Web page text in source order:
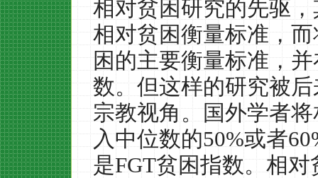
相对贫困研究的先驱
相对贫困衡量标准，
困的主要衡量标准，
数。但这样的研究被
宗教视角。国外学者
入中位数的50%或者
是FGT贫困指数。相